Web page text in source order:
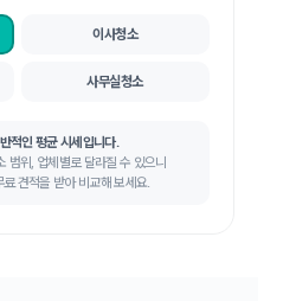
이사청소
사무실청소
적인 평균 시세입니다.
범위, 업체별로 달라질 수 있으니
견적을 받아 비교해 보세요.